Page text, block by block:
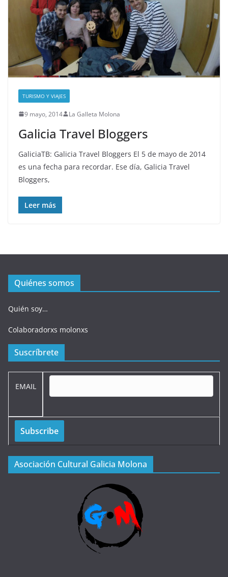
TURISMO Y VIAJES
9 mayo, 2014 La Galleta Molona
Galicia Travel Bloggers
GaliciaTB: Galicia Travel Bloggers El 5 de mayo de 2014
es una fecha para recordar. Ese día, Galicia Travel
Bloggers,
Leer más
Quiénes somos
Quién soy…
Colaboradorxs molonxs
Suscríbrete
EMAIL
Asociación Cultural Galicia Molona